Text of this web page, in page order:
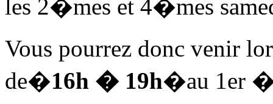
les 2�mes et 4�mes
Vous pourrez donc venir
de�16h � 19h�au 1er